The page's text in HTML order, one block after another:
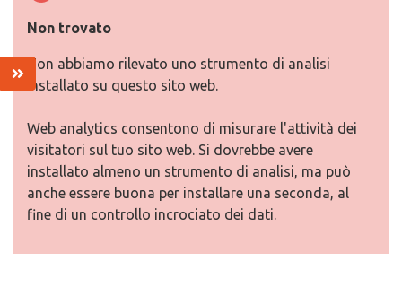
Non trovato
Non abbiamo rilevato uno strumento di analisi
installato su questo sito web.
Web analytics consentono di misurare l'attività dei
visitatori sul tuo sito web. Si dovrebbe avere
installato almeno un strumento di analisi, ma può
anche essere buona per installare una seconda, al
fine di un controllo incrociato dei dati.